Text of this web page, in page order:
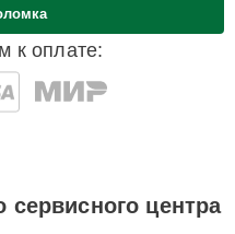
к оплате:
центра